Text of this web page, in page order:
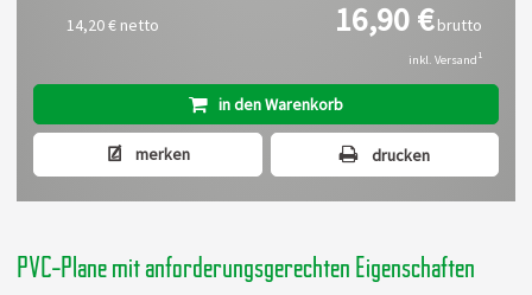
14,20 € netto 16,90 €brutto
inkl. Versand1
in den Warenkorb
merken drucken
PVC-Plane mit anforderungsgerechten Eigenschaften